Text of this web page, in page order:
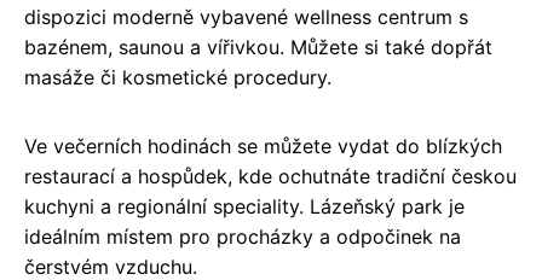
dispozici moderně vybavené wellness centrum s
bazénem, saunou a vířivkou. Můžete si také dopřát
masáže či kosmetické procedury.
Ve večerních hodinách se můžete vydat do blízkých
restaurací a hospůdek, kde ochutnáte tradiční českou
kuchyni a regionální speciality. Lázeňský park je
ideálním místem pro procházky a odpočinek na
čerstvém vzduchu.